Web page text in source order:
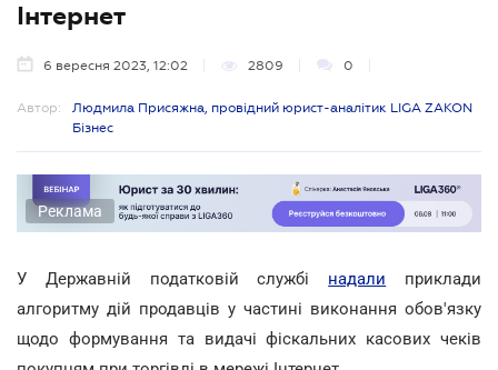
Інтернет
6 вересня 2023, 12:02 2809 0
Автор:
Людмила Присяжна, провідний юрист-аналітик LIGA ZAKON
Бізнес
Реклама
У Державній податковій службі надали приклади
алгоритму дій продавців у частині виконання обов'язку
щодо формування та видачі фіскальних касових чеків